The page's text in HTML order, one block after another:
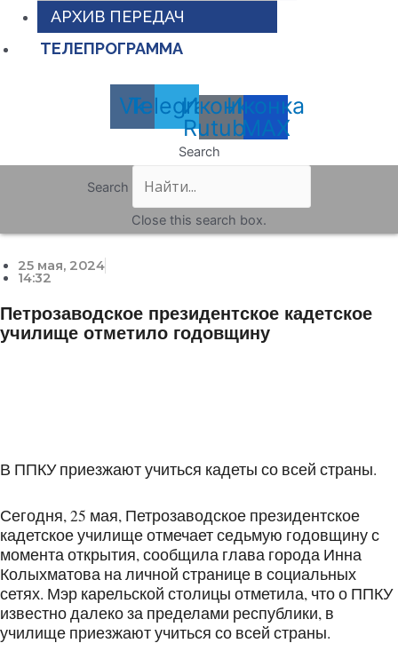
АРХИВ ПЕРЕДАЧ
ТЕЛЕПРОГРАММА
Vk
Telegram
Иконка
Rutube
Иконка
MAX
Search
Search
Close this search box.
25 мая, 2024
14:32
Петрозаводское президентское кадетское
училище отметило годовщину
В ППКУ приезжают учиться кадеты со всей страны.
Сегодня, 25 мая, Петрозаводское президентское
кадетское училище отмечает седьмую годовщину с
момента открытия, сообщила глава города Инна
Колыхматова на личной странице в социальных
сетях. Мэр карельской столицы отметила, что о ППКУ
известно далеко за пределами республики, в
училище приезжают учиться со всей страны.